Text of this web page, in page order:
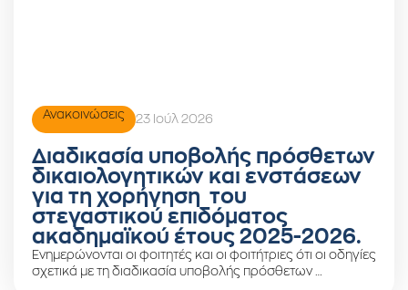
Ανακοινώσεις 23 Ιούλ 2026
Διαδικασία υποβολής πρόσθετων
δικαιολογητικών και ενστάσεων
για τη χορήγηση του
στεγαστικού επιδόματος
ακαδημαϊκού έτους 2025-2026.
Ενημερώνονται οι φοιτητές και οι φοιτήτριες ότι οι οδηγίες
σχετικά με τη διαδικασία υποβολής πρόσθετων …